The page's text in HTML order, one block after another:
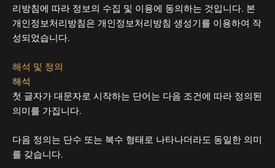
리방침에 따라 정보의 수집 및 이용에 동의하는 것입니다. 본
개인정보처리방침은 개인정보처리방침 생성기를 이용하여 작
성되었습니다.
해석 및 정의
해석
첫 글자가 대문자로 시작하는 단어는 다음 조건에 따라 정의된
의미를 가집니다.
다음 정의는 단수 또는 복수 형태로 나타나더라도 동일한 의미
를 갖습니다.